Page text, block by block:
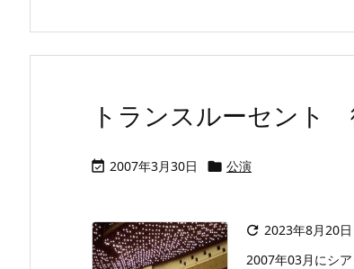
トランスルーセント
 2007年3月30日  公演
 2023年8月20日
2007年03月にシ